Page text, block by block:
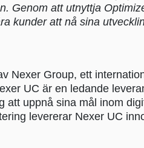
Genom att utnyttja
kunder att nå sina
Nexer Group, ett
UC är en ledande
att uppnå sina mål inom
levererar Nexer UC